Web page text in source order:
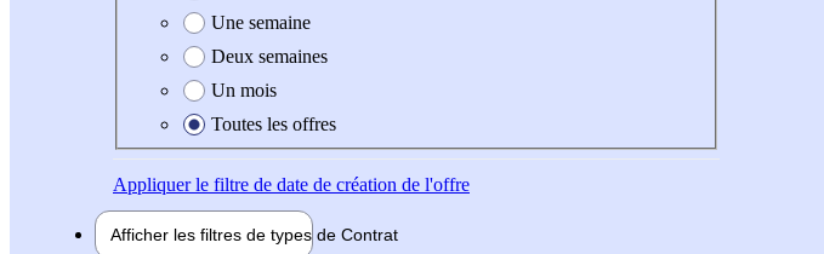
Une semaine
Deux semaines
Un mois
Toutes les offres
Appliquerle filtre de date de création de l'offre
Afficher les filtres de types de Contrat